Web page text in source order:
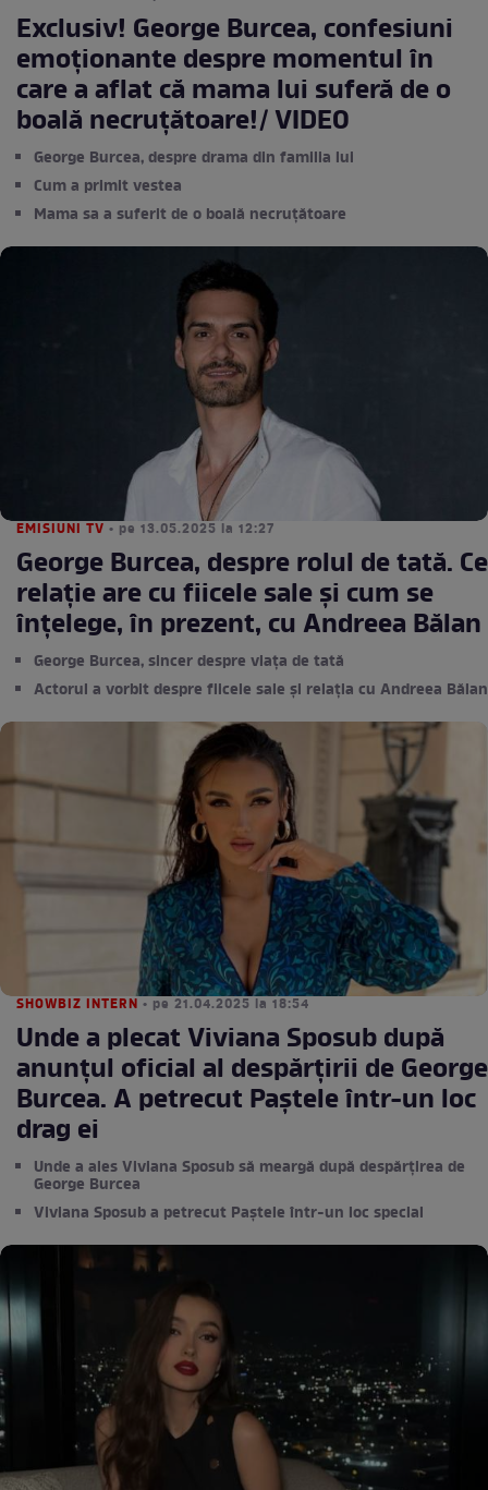
Exclusiv! George Burcea, confesiuni
emoţionante despre momentul în
care a aflat că mama lui suferă de o
boală necruţătoare!/ VIDEO
George Burcea, despre drama din familia lui
Cum a primit vestea
Mama sa a suferit de o boală necruțătoare
EMISIUNI TV • pe 13.05.2025 la 12:27
George Burcea, despre rolul de tată. Ce
relație are cu fiicele sale și cum se
înțelege, în prezent, cu Andreea Bălan
George Burcea, sincer despre viața de tată
Actorul a vorbit despre fiicele sale și relația cu Andreea Bălan
SHOWBIZ INTERN • pe 21.04.2025 la 18:54
Unde a plecat Viviana Sposub după
anunțul oficial al despărțirii de George
Burcea. A petrecut Paștele într-un loc
drag ei
Unde a ales Viviana Sposub să meargă după despărțirea de
George Burcea
Viviana Sposub a petrecut Paștele într-un loc special